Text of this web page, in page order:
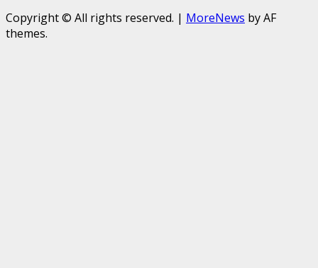
Copyright © All rights reserved. | MoreNews by AF
themes.